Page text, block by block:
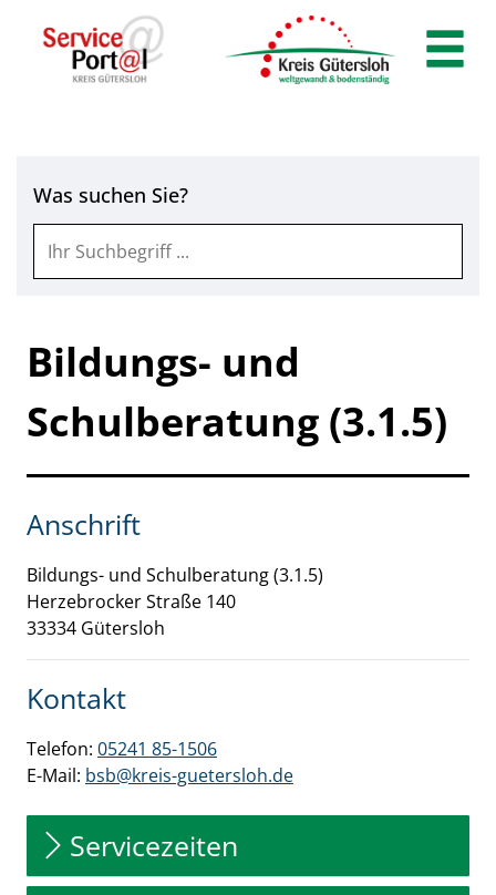
Zum Hauptinhalt springen
Zum Hauptinhalt
Was suchen Sie?
Bildungs- und
Schulberatung (3.1.5)
Anschrift
Bildungs- und Schulberatung (3.1.5)
Herzebrocker Straße 140
33334 Gütersloh
Kontakt
Telefon: 05241 85-1506
E-Mail: bsb@kreis-guetersloh.de
Servicezeiten